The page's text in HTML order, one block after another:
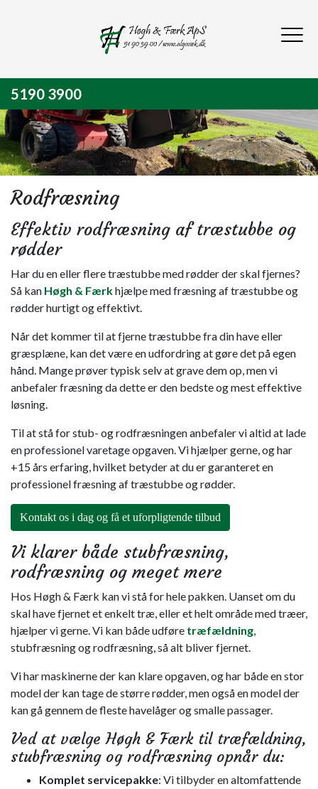
5190 3900
Rodfræsning
Effektiv rodfræsning af træstubbe og
rødder
Har du en eller flere træstubbe med rødder der skal fjernes?
Så kan Høgh & Færkhjælpe med fræsning af træstubbe og
rødder hurtigt og effektivt.
Når det kommer til at fjerne træstubbe fra din have eller
græsplæne, kan det være en udfordring at gøre det på egen
hånd. Mange prøver typisk selv at grave dem op, men vi
anbefaler fræsning da dette er den bedste og mest effektive
løsning.
Til at stå for stub- og rodfræsningen anbefaler vi altid at lade
en professionel varetage opgaven. Vi hjælper gerne, og har
+15 års erfaring, hvilket betyder at du er garanteret en
professionel fræsning af træstubbe og rødder.
Kontakt os i dag og få et uforpligtende tilbud
Vi klarer både stubfræsning,
rodfræsning og meget mere
Hos Høgh & Færk kan vi stå for hele pakken. Uanset om du
skal have fjernet et enkelt træ, eller et helt område med træer,
hjælper vi gerne. Vi kan både udføre træfældning,
stubfræsning og rodfræsning, så alt bliver fjernet.
Vi har maskinerne der kan klare opgaven, og har både en stor
model der kan tage de større rødder, men også en model der
kan gå gennem de fleste havelåger og smalle passager.
Ved at vælge Høgh & Færk til træfældning,
stubfræsning og rodfræsning opnår du:
Komplet servicepakke: Vi tilbyder en altomfattende